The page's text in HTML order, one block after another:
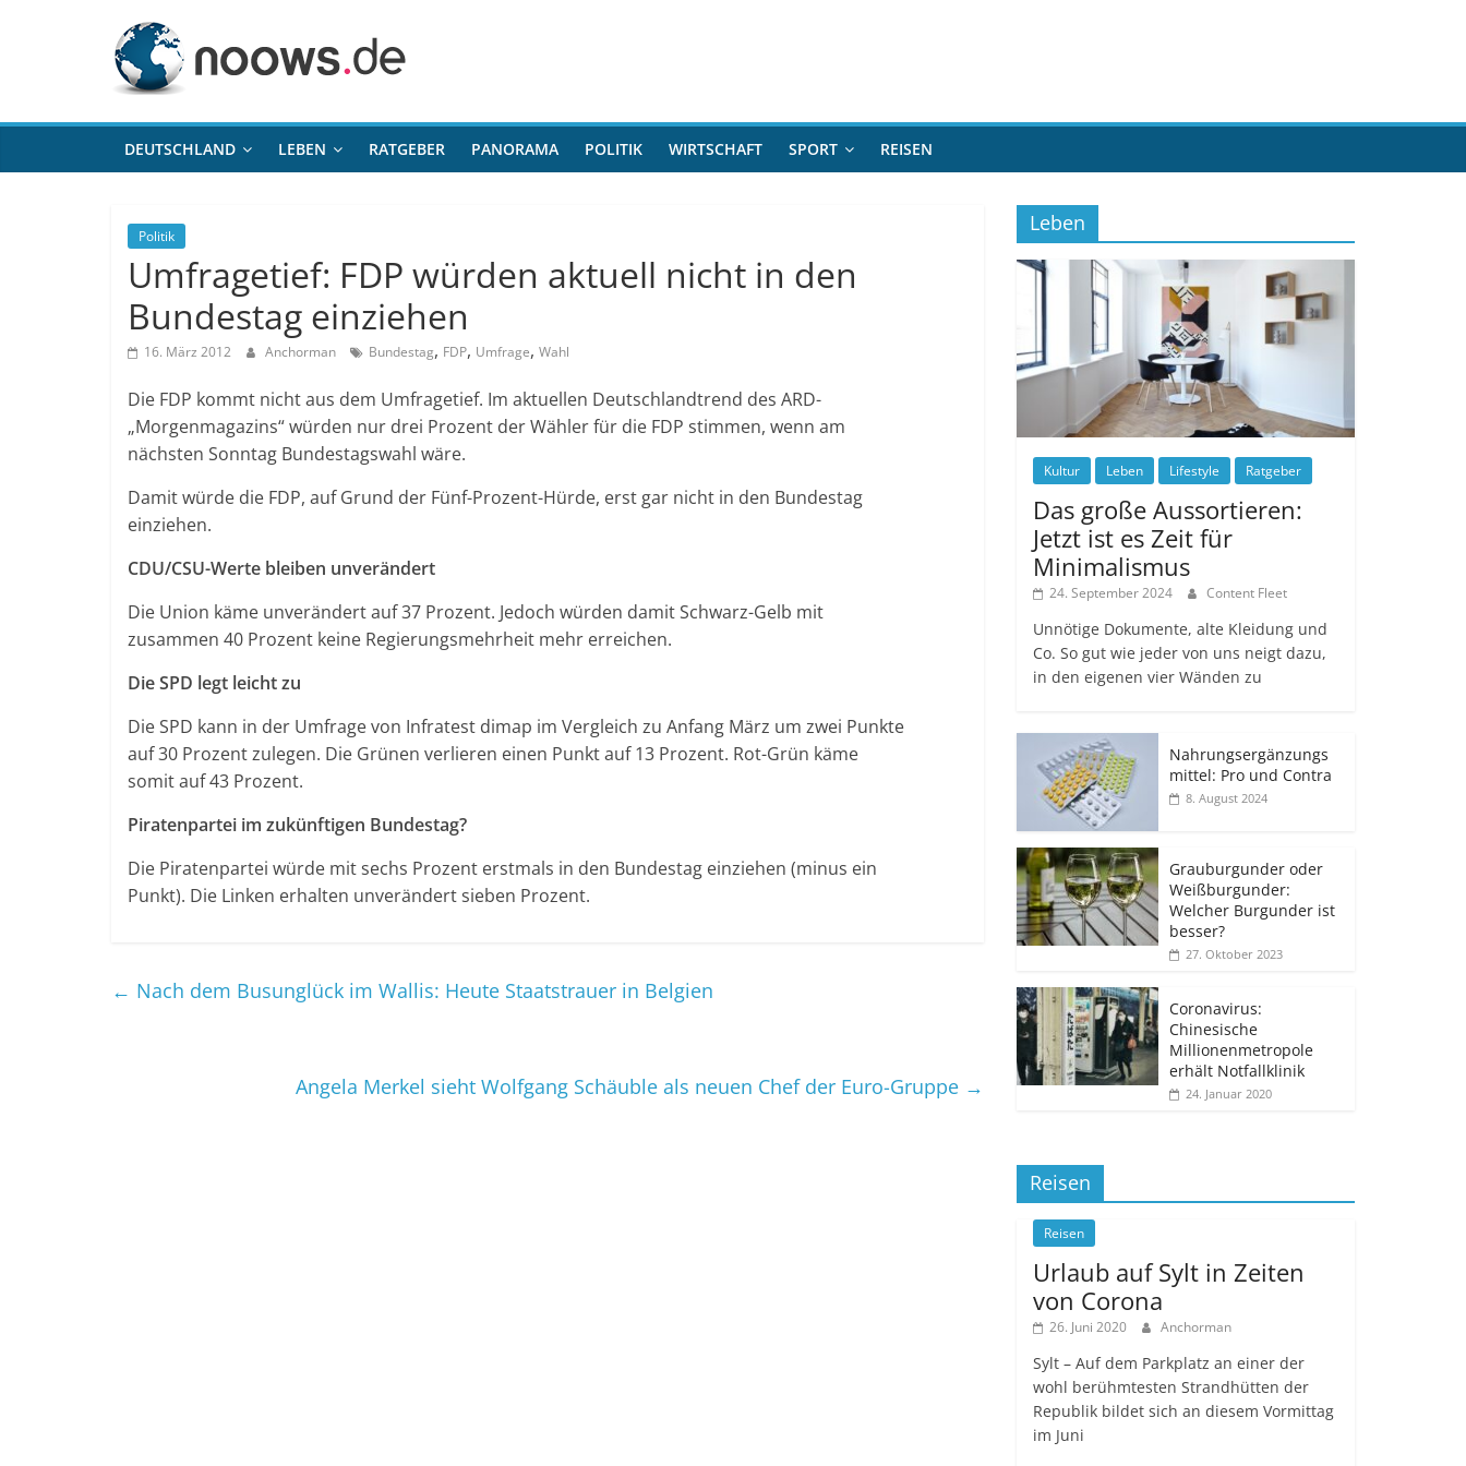
noows.de
DEUTSCHLAND LEBEN RATGEBER PANORAMA POLITIK WIRTSCHAFT SPORT REISEN
Politik
Umfragetief: FDP würden aktuell nicht in den
Bundestag einziehen
16. März 2012 Anchorman Bundestag, FDP, Umfrage, Wahl
Die FDP kommt nicht aus dem Umfragetief. Im aktuellen Deutschlandtrend des ARD-
„Morgenmagazins“ würden nur drei Prozent der Wähler für die FDP stimmen, wenn am
nächsten Sonntag Bundestagswahl wäre.
Damit würde die FDP, auf Grund der Fünf-Prozent-Hürde, erst gar nicht in den Bundestag
einziehen.
CDU/CSU-Werte bleiben unverändert
Die Union käme unverändert auf 37 Prozent. Jedoch würden damit Schwarz-Gelb mit
zusammen 40 Prozent keine Regierungsmehrheit mehr erreichen.
Die SPD legt leicht zu
Die SPD kann in der Umfrage von Infratest dimap im Vergleich zu Anfang März um zwei Punkte
auf 30 Prozent zulegen. Die Grünen verlieren einen Punkt auf 13 Prozent. Rot-Grün käme
somit auf 43 Prozent.
Piratenpartei im zukünftigen Bundestag?
Die Piratenpartei würde mit sechs Prozent erstmals in den Bundestag einziehen (minus ein
Punkt). Die Linken erhalten unverändert sieben Prozent.
← Nach dem Busunglück im Wallis: Heute Staatstrauer in Belgien
Angela Merkel sieht Wolfgang Schäuble als neuen Chef der Euro-Gruppe →
Leben
Kultur Leben Lifestyle Ratgeber
Das große Aussortieren:
Jetzt ist es Zeit für
Minimalismus
24. September 2024 Content Fleet
Unnötige Dokumente, alte Kleidung und
Co. So gut wie jeder von uns neigt dazu,
in den eigenen vier Wänden zu
Nahrungsergänzungs
mittel: Pro und Contra
8. August 2024
Grauburgunder oder
Weißburgunder:
Welcher Burgunder ist
besser?
27. Oktober 2023
Coronavirus:
Chinesische
Millionenmetropole
erhält Notfallklinik
24. Januar 2020
Reisen
Reisen
Urlaub auf Sylt in Zeiten
von Corona
26. Juni 2020 Anchorman
Sylt – Auf dem Parkplatz an einer der
wohl berühmtesten Strandhütten der
Republik bildet sich an diesem Vormittag
im Juni